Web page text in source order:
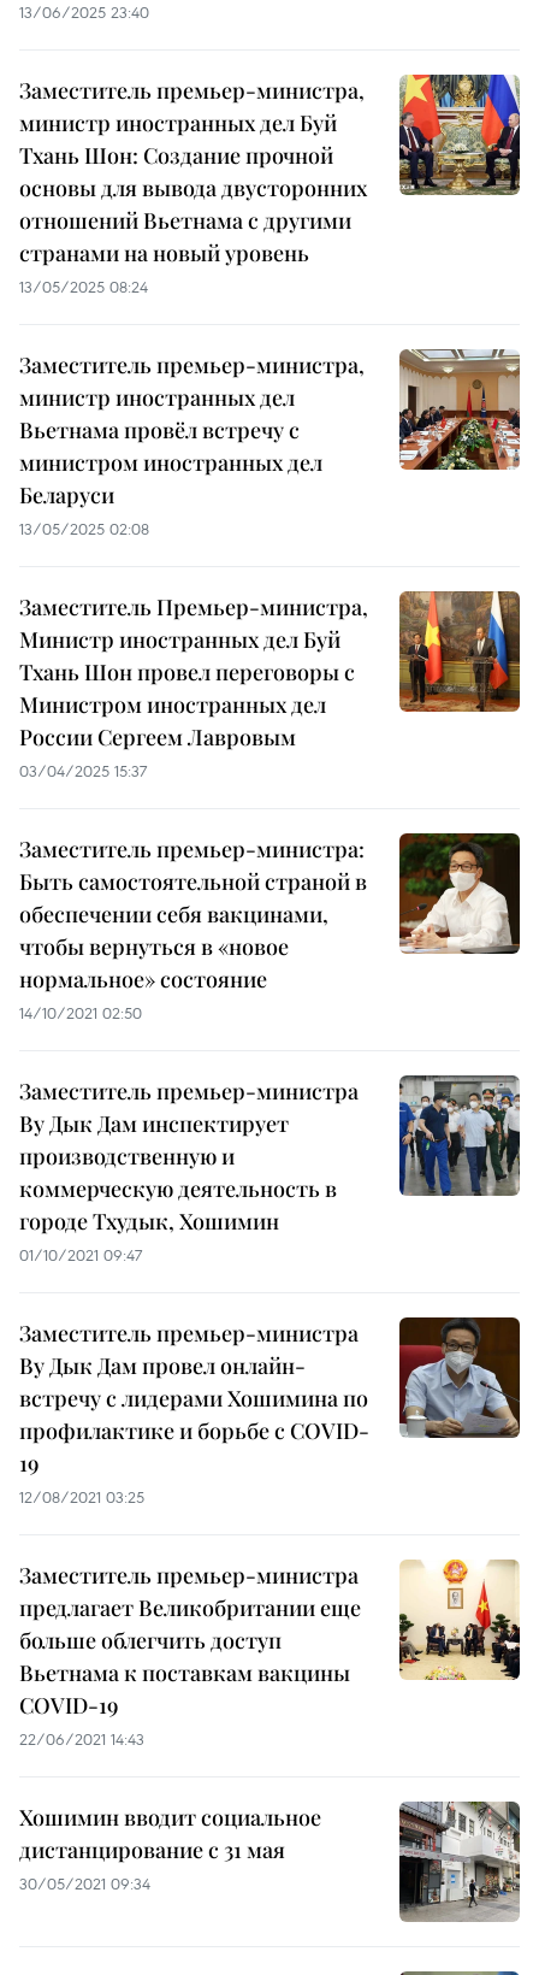
13/06/2025 23:40
Заместитель премьер-министра,
министр иностранных дел Буй
Тхань Шон: Создание прочной
основы для вывода двусторонних
отношений Вьетнама с другими
странами на новый уровень
13/05/2025 08:24
Заместитель премьер-министра,
министр иностранных дел
Вьетнама провёл встречу с
министром иностранных дел
Беларуси
13/05/2025 02:08
Заместитель Премьер-министра,
Министр иностранных дел Буй
Тхань Шон провел переговоры с
Министром иностранных дел
России Сергеем Лавровым
03/04/2025 15:37
Заместитель премьер-министра:
Быть самостоятельной страной в
обеспечении себя вакцинами,
чтобы вернуться в «новое
нормальное» состояние
14/10/2021 02:50
Заместитель премьер-министра
Ву Дык Дам инспектирует
производственную и
коммерческую деятельность в
городе Тхудык, Хошимин
01/10/2021 09:47
Заместитель премьер-министра
Ву Дык Дам провел онлайн-
встречу с лидерами Хошимина по
профилактике и борьбе с COVID-
19
12/08/2021 03:25
Заместитель премьер-министра
предлагает Великобритании еще
больше облегчить доступ
Вьетнама к поставкам вакцины
COVID-19
22/06/2021 14:43
Хошимин вводит социальное
дистанцирование с 31 мая
30/05/2021 09:34